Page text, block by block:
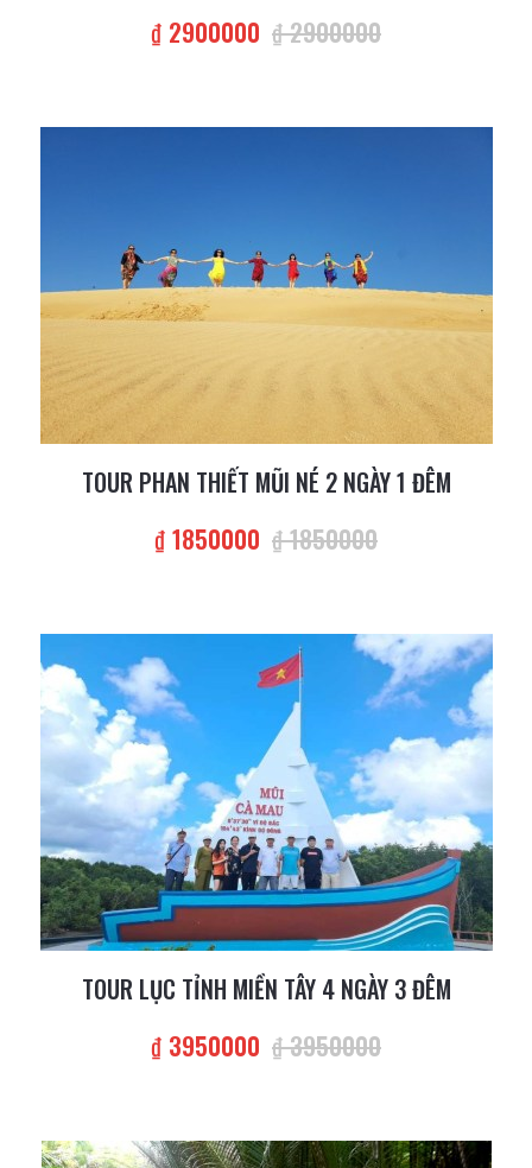
₫ 2900000 ₫ 2900000
TOUR PHAN THIẾT MŨI NÉ 2 NGÀY 1 ĐÊM
₫ 1850000 ₫ 1850000
TOUR LỤC TỈNH MIỀN TÂY 4 NGÀY 3 ĐÊM
₫ 3950000 ₫ 3950000